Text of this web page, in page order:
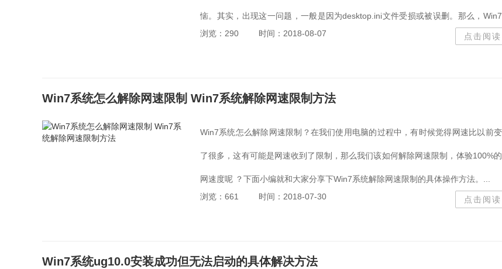
恼。其实，出现这一问题，一般是因为desktop.ini文件受损或被误删。那么，
法安装字体怎么办呢？...
浏览：290 时间：2018-08-07 点击阅读
Win7系统怎么解除网速限制 Win7系统解除网速限制方法
Win7系统怎么解除网速限制？在我们使用电脑的过程中，有时候觉得网速比以前
了很多，这有可能是网速收到了限制，那么我们该如何解除网速限制，体验100%
网速度呢 ？下面小编就和大家分享下Win7系统解除网速限制的具体操作方法。...
浏览：661
时间：2018-07-30 点击阅读
Win7系统ug10.0安装成功但无法启动的具体解决方法